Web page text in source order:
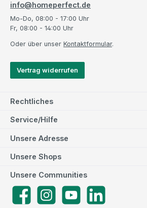
info@homeperfect.de
Mo-Do, 08:00 - 17:00 Uhr
Fr, 08:00 - 14:00 Uhr
Oder über unser Kontaktformular.
Vertrag widerrufen
Rechtliches
Service/Hilfe
Unsere Adresse
Unsere Communities
FacebookInstagramYouTube
Unsere Shops